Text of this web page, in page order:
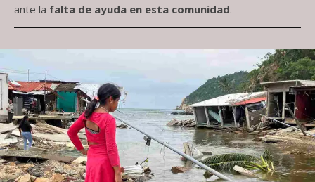
ante la falta de ayuda en esta comunidad.